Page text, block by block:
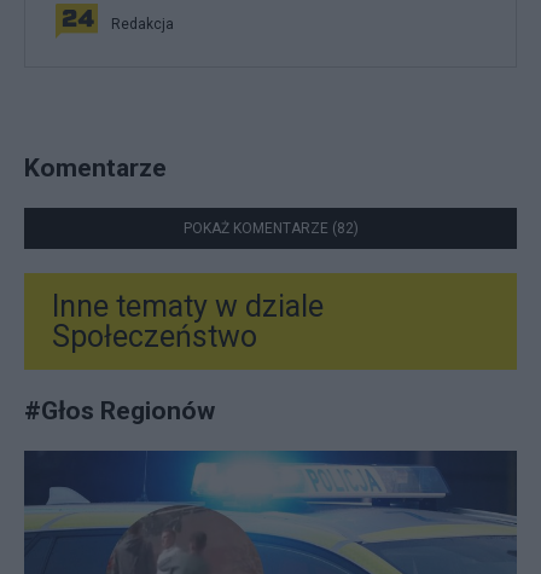
Redakcja
Komentarze
POKAŻ KOMENTARZE (82)
Inne tematy w dziale
Społeczeństwo
#Głos Regionów